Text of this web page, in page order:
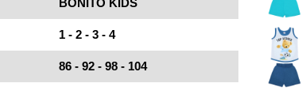
BONITO KIDS
1 - 2 - 3 - 4
86 - 92 - 98 - 104